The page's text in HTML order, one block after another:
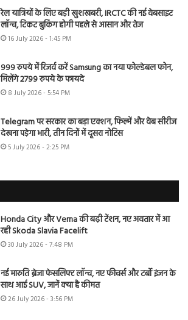
रेल यात्रियों के लिए बड़ी खुशखबरी, IRCTC की नई वेबसाइट
लॉन्च, टिकट बुकिंग होगी पहले से आसान और तेज
16 July 2026 - 1:45 PM
999 रुपये में रिजर्व करें Samsung का नया फोल्डेबल फोन,
मिलेंगे 2799 रुपये के फायदे
8 July 2026 - 5:54 PM
Telegram पर सरकार का बड़ा एक्शन, फिल्में और वेब सीरीज
देखना पड़ेगा भारी, तीन दिनों में दूसरा नोटिस
5 July 2026 - 2:25 PM
Honda City और Verna की बढ़ी टेंशन, नए अवतार में आ
रही Skoda Slavia Facelift
30 July 2026 - 7:48 PM
नई मारुति ब्रेजा फेसलिफ्ट लॉन्च, नए फीचर्स और टर्बो इंजन के
साथ आई SUV, जानें क्या है कीमत
26 July 2026 - 3:56 PM